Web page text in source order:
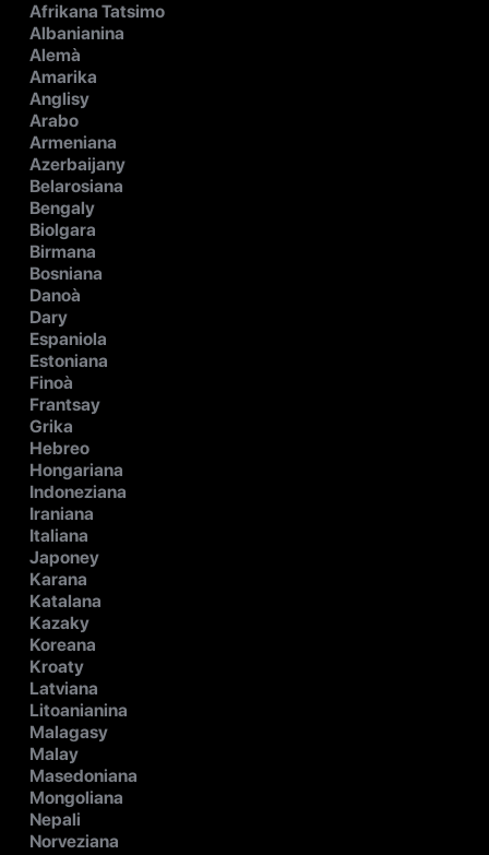
Afrikana Tatsimo
Albanianina
Alemà
Amarika
Anglisy
Arabo
Armeniana
Azerbaijany
Belarosiana
Bengaly
Biolgara
Birmana
Bosniana
Danoà
Dary
Espaniola
Estoniana
Finoà
Frantsay
Grika
Hebreo
Hongariana
Indoneziana
Iraniana
Italiana
Japoney
Karana
Katalana
Kazaky
Koreana
Kroaty
Latviana
Litoanianina
Malagasy
Malay
Masedoniana
Mongoliana
Nepali
Norveziana